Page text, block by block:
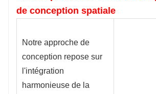
de conception spatiale
Notre approche de
conception repose sur
l'intégration
harmonieuse de la